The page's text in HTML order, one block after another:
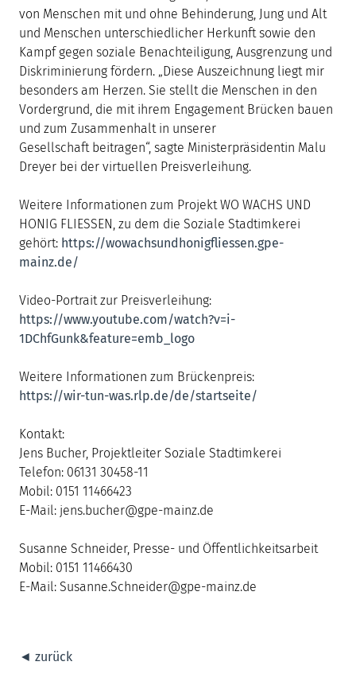
von Menschen mit und ohne Behinderung, Jung und Alt
und Menschen unterschiedlicher Herkunft sowie den
Kampf gegen soziale Benachteiligung, Ausgrenzung und
Diskriminierung fördern. „Diese Auszeichnung liegt mir
besonders am Herzen. Sie stellt die Menschen in den
Vordergrund, die mit ihrem Engagement Brücken bauen
und zum Zusammenhalt in unserer
Gesellschaft beitragen“, sagte Ministerpräsidentin Malu
Dreyer bei der virtuellen Preisverleihung.
Weitere Informationen zum Projekt WO WACHS UND
HONIG FLIESSEN, zu dem die Soziale Stadtimkerei
gehört: https://wowachsundhonigfliessen.gpe-
mainz.de/
Video-Portrait zur Preisverleihung:
https://www.youtube.com/watch?v=i-
1DChfGunk&feature=emb_logo
Weitere Informationen zum Brückenpreis:
https://wir-tun-was.rlp.de/de/startseite/
Kontakt:
Jens Bucher, Projektleiter Soziale Stadtimkerei
Telefon: 06131 30458-11
Mobil: 0151 11466423
E-Mail: jens.bucher@gpe-mainz.de
Susanne Schneider, Presse- und Öffentlichkeitsarbeit
Mobil: 0151 11466430
E-Mail: Susanne.Schneider@gpe-mainz.de
◄ zurück